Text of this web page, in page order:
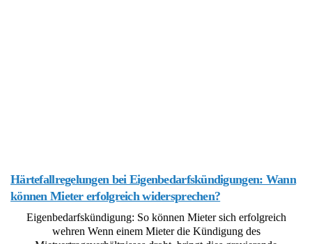
Härtefallregelungen bei Eigenbedarfskündigungen: Wann
können Mieter erfolgreich widersprechen?
Eigenbedarfskündigung: So können Mieter sich erfolgreich
wehren Wenn einem Mieter die Kündigung des